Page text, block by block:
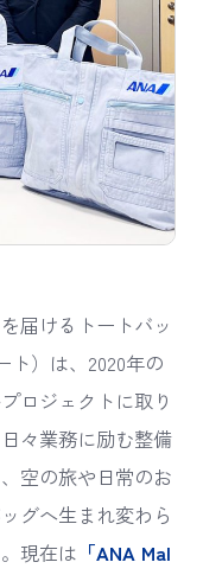
届けるトートバッ
ト）は、2020年の
ロジェクトに取り
々業務に励む整備
空の旅や日常のお
グへ生まれ変わら
現在は 「ANA Mal